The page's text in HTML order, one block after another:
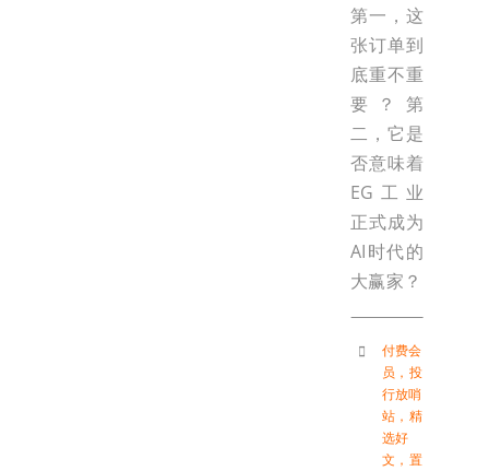
第一，这
张订单到
底重不重
要？第
二，它是
否意味着
EG工业
正式成为
AI时代的
大赢家？
付费会
员 ， 投
行放哨
站 ， 精
选好
文 ， 置